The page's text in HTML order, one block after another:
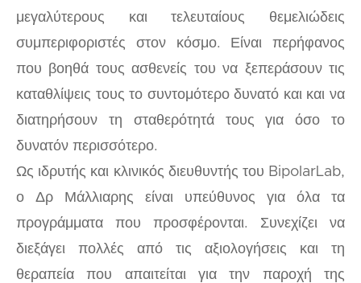
μεγαλύτερους και τελευταίους θεμελιώδεις
συμπεριφοριστές στον κόσμο. Είναι περήφανος
που βοηθά τους ασθενείς του να ξεπεράσουν τις
καταθλίψεις τους το συντομότερο δυνατό και και να
διατηρήσουν τη σταθερότητά τους για όσο το
δυνατόν περισσότερο.
Ως ιδρυτής και κλινικός διευθυντής του BipolarLab,
ο Δρ Μάλλιαρης είναι υπεύθυνος για όλα τα
προγράμματα που προσφέρονται. Συνεχίζει να
διεξάγει πολλές από τις αξιολογήσεις και τη
θεραπεία που απαιτείται για την παροχή της